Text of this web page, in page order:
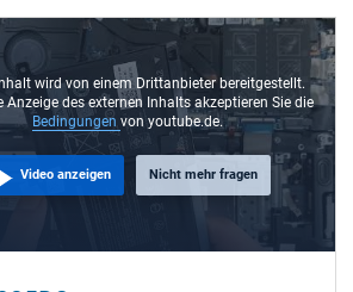
wird von einem Drittanbieter bereitgestellt.
Anzeige des externen Inhalts akzeptieren Sie die
Bedingungen von youtube.de.
Video anzeigen Nicht mehr fragen